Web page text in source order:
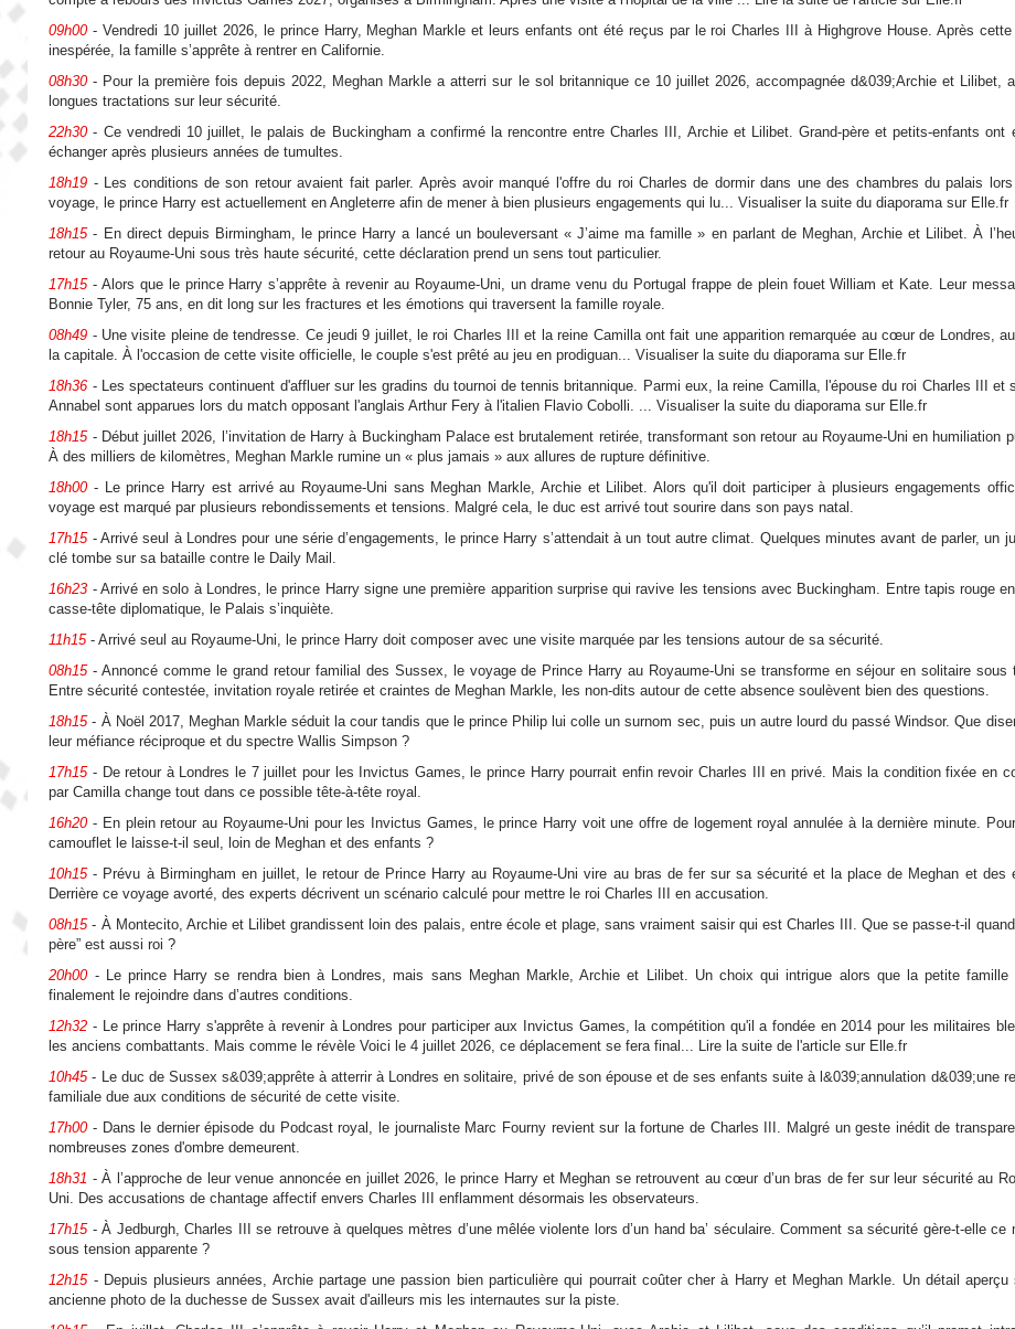
09h00- Vendredi 10 juillet 2026, le prince Harry, Meghan Markle et leurs enfants ont été reçus par le roi Charles III à Highgrove House. Après cette
inespérée, la famille s’apprête à rentrer en Californie.
08h30- Pour la première fois depuis 2022, Meghan Markle a atterri sur le sol britannique ce 10 juillet 2026, accompagnée d&039;Archie et Lilibet,
longues tractations sur leur sécurité.
22h30- Ce vendredi 10 juillet, le palais de Buckingham a confirmé la rencontre entre Charles III, Archie et Lilibet. Grand-père et petits-enfants ont
échanger après plusieurs années de tumultes.
18h19 - Les conditions de son retour avaient fait parler. Après avoir manqué l'offre du roi Charles de dormir dans une des chambres du palais
voyage, le prince Harry est actuellement en Angleterre afin de mener à bien plusieurs engagements qui lu... Visualiser la suite du diaporama sur Elle.fr
18h15- En direct depuis Birmingham, le prince Harry a lancé un bouleversant « J’aime ma famille » en parlant de Meghan, Archie et Lilibet. À
retour au Royaume-Uni sous très haute sécurité, cette déclaration prend un sens tout particulier.
17h15- Alors que le prince Harry s’apprête à revenir au Royaume-Uni, un drame venu du Portugal frappe de plein fouet William et Kate. Leur
Bonnie Tyler, 75 ans, en dit long sur les fractures et les émotions qui traversent la famille royale.
08h49 - Une visite pleine de tendresse. Ce jeudi 9 juillet, le roi Charles III et la reine Camilla ont fait une apparition remarquée au cœur de Londres,
la capitale. À l'occasion de cette visite officielle, le couple s'est prêté au jeu en prodiguan... Visualiser la suite du diaporama sur Elle.fr
18h36 - Les spectateurs continuent d'affluer sur les gradins du tournoi de tennis britannique. Parmi eux, la reine Camilla, l'épouse du roi Charles III et
Annabel sont apparues lors du match opposant l'anglais Arthur Fery à l'italien Flavio Cobolli. ... Visualiser la suite du diaporama sur Elle.fr
18h15- Début juillet 2026, l’invitation de Harry à Buckingham Palace est brutalement retirée, transformant son retour au Royaume-Uni en humiliation
À des milliers de kilomètres, Meghan Markle rumine un « plus jamais » aux allures de rupture définitive.
18h00- Le prince Harry est arrivé au Royaume-Uni sans Meghan Markle, Archie et Lilibet. Alors qu'il doit participer à plusieurs engagements
voyage est marqué par plusieurs rebondissements et tensions. Malgré cela, le duc est arrivé tout sourire dans son pays natal.
17h15- Arrivé seul à Londres pour une série d’engagements, le prince Harry s’attendait à un tout autre climat. Quelques minutes avant de parler, un
clé tombe sur sa bataille contre le Daily Mail.
16h23 - Arrivé en solo à Londres, le prince Harry signe une première apparition surprise qui ravive les tensions avec Buckingham. Entre tapis rouge
casse-tête diplomatique, le Palais s’inquiète.
11h15- Arrivé seul au Royaume-Uni, le prince Harry doit composer avec une visite marquée par les tensions autour de sa sécurité.
08h15- Annoncé comme le grand retour familial des Sussex, le voyage de Prince Harry au Royaume-Uni se transforme en séjour en solitaire sous
Entre sécurité contestée, invitation royale retirée et craintes de Meghan Markle, les non-dits autour de cette absence soulèvent bien des questions.
18h15- À Noël 2017, Meghan Markle séduit la cour tandis que le prince Philip lui colle un surnom sec, puis un autre lourd du passé Windsor. Que
leur méfiance réciproque et du spectre Wallis Simpson ?
17h15- De retour à Londres le 7 juillet pour les Invictus Games, le prince Harry pourrait enfin revoir Charles III en privé. Mais la condition fixée en
par Camilla change tout dans ce possible tête-à-tête royal.
16h20- En plein retour au Royaume-Uni pour les Invictus Games, le prince Harry voit une offre de logement royal annulée à la dernière minute.
camouflet le laisse-t-il seul, loin de Meghan et des enfants ?
10h15- Prévu à Birmingham en juillet, le retour de Prince Harry au Royaume-Uni vire au bras de fer sur sa sécurité et la place de Meghan et des
Derrière ce voyage avorté, des experts décrivent un scénario calculé pour mettre le roi Charles III en accusation.
08h15- À Montecito, Archie et Lilibet grandissent loin des palais, entre école et plage, sans vraiment saisir qui est Charles III. Que se passe-t-il quand
père” est aussi roi ?
20h00- Le prince Harry se rendra bien à Londres, mais sans Meghan Markle, Archie et Lilibet. Un choix qui intrigue alors que la petite famille
finalement le rejoindre dans d’autres conditions.
12h32 - Le prince Harry s'apprête à revenir à Londres pour participer aux Invictus Games, la compétition qu'il a fondée en 2014 pour les militaires
les anciens combattants. Mais comme le révèle Voici le 4 juillet 2026, ce déplacement se fera final... Lire la suite de l'article sur Elle.fr
10h45- Le duc de Sussex s&039;apprête à atterrir à Londres en solitaire, privé de son épouse et de ses enfants suite à l&039;annulation d&039;une
familiale due aux conditions de sécurité de cette visite.
17h00- Dans le dernier épisode du Podcast royal, le journaliste Marc Fourny revient sur la fortune de Charles III. Malgré un geste inédit de
nombreuses zones d'ombre demeurent.
18h31 - À l’approche de leur venue annoncée en juillet 2026, le prince Harry et Meghan se retrouvent au cœur d’un bras de fer sur leur sécurité au
Uni. Des accusations de chantage affectif envers Charles III enflamment désormais les observateurs.
17h15- À Jedburgh, Charles III se retrouve à quelques mètres d’une mêlée violente lors d’un hand ba’ séculaire. Comment sa sécurité gère-t-elle ce
sous tension apparente ?
12h15- Depuis plusieurs années, Archie partage une passion bien particulière qui pourrait coûter cher à Harry et Meghan Markle. Un détail aperçu
ancienne photo de la duchesse de Sussex avait d'ailleurs mis les internautes sur la piste.